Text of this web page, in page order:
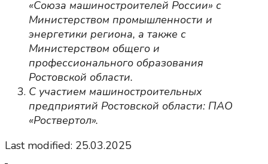
«Союза машиностроителей России» с
Министерством промышленности и
энергетики региона, а также с
Министерством общего и
профессионального образования
Ростовской области.
С участием машиностроительных
предприятий Ростовской области: ПАО
«Роствертол».
Last modified: 25.03.2025